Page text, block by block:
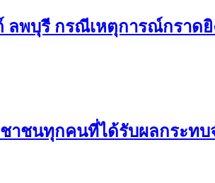
พบุรี กรณีเหตุการณ์กราดยิ
าชนทุกคนที่ได้รับผลกระท